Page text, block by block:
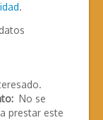
.
No se
prestar este